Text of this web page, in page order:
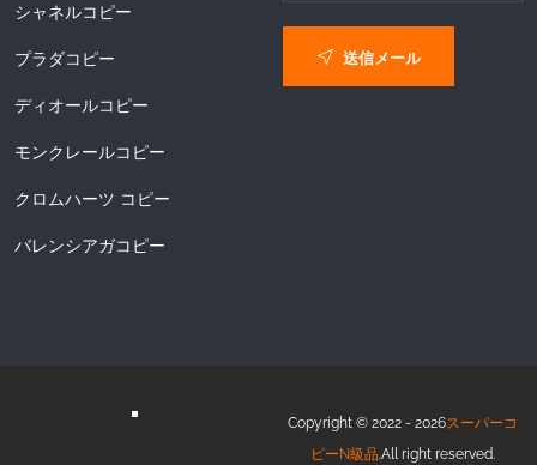
シャネルコピー
プラダコピー
ディオールコピー
モンクレールコピー
クロムハーツ コピー
バレンシアガコピー
送信メール
Copyright © 2022 - 2026スーパーコ
ピーN級品.All right reserved.